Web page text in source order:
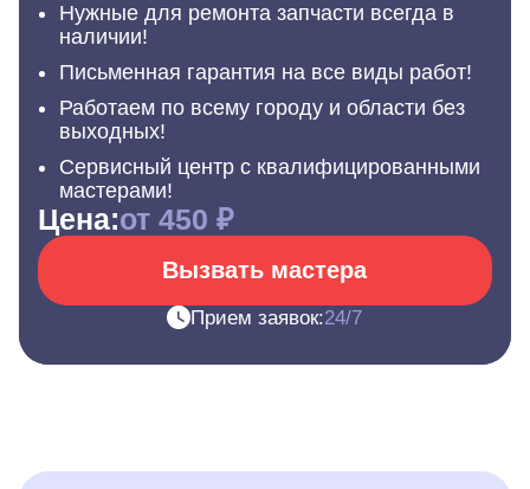
Нужные для ремонта запчасти всегда в
наличии!
Письменная гарантия на все виды работ!
Работаем по всему городу и области без
выходных!
Сервисный центр с квалифицированными
мастерами!
Цена:от 450 ₽
Вызвать мастера
Прием заявок:24/7